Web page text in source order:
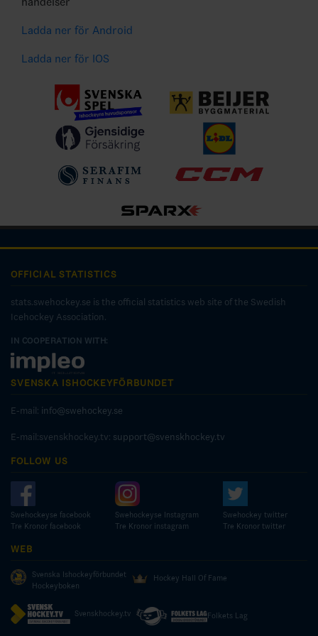
Ladda ner för Android
Ladda ner för IOS
OFFICIAL STATISTICS
stats.swehockey.se is the official statistics web site of the Swedish
Icehockey Association.
IN COOPERATION WITH:
SVENSKA ISHOCKEYFÖRBUNDET
E-mail: info@swehockey.se
E-mail:svenskhockey.tv: support@svenskhockey.tv
FOLLOW US
Swehockeyse facebook
Tre Kronor facebook
Swehockeyse Instagram
Tre Kronor instagram
Swehockey twitter
Tre Kronor twitter
WEB
Svenska Ishockeyförbundet
Hockeyboken
Hockey Hall Of Fame
Svenskhockey.tv Folkets Lag